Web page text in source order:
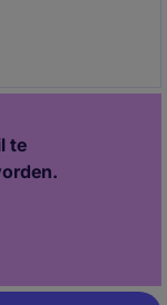
aan een
te